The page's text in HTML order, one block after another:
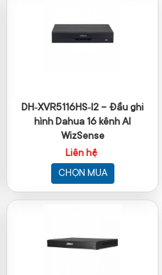
DH‑XVR5116HS‑I2 – Đầu ghi
hình Dahua 16 kênh AI
WizSense
Liên hệ
CHỌN MUA